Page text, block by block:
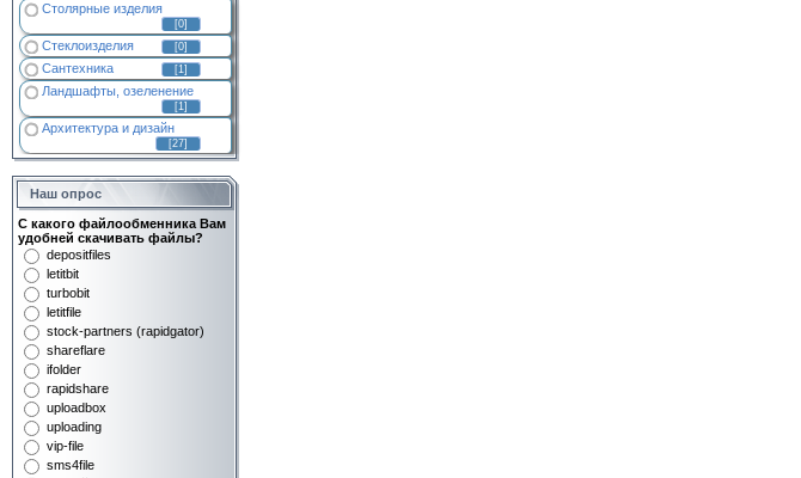
Столярные изделия
[0]
Стеклоизделия [0]
Сантехника [1]
Ландшафты, озеленение
[1]
Архитектура и дизайн
[27]
Наш опрос
С какого файлообменника Вам
удобней скачивать файлы?
depositfiles
letitbit
turbobit
letitfile
stock-partners (rapidgator)
shareflare
ifolder
rapidshare
uploadbox
uploading
vip-file
sms4file